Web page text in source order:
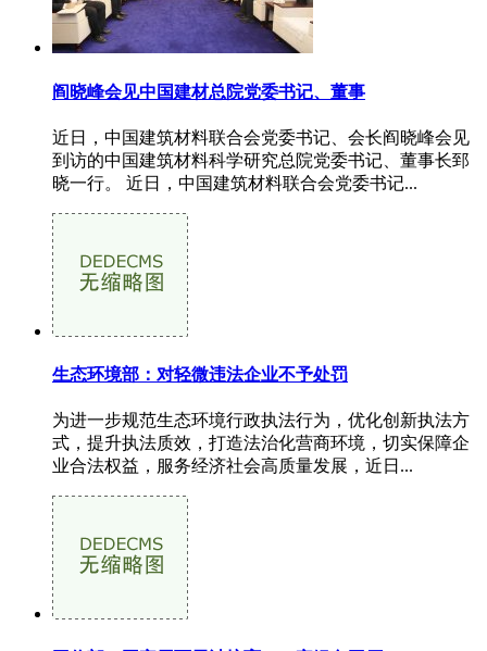
阎晓峰会见中国建材总院党委书记、董事
近日，中国建筑材料联合会党委书记、会长阎晓峰会见
到访的中国建筑材料科学研究总院党委书记、董事长郅
晓一行。 近日，中国建筑材料联合会党委书记...
生态环境部：对轻微违法企业不予处罚
为进一步规范生态环境行政执法行为，优化创新执法方
式，提升执法质效，打造法治化营商环境，切实保障企
业合法权益，服务经济社会高质量发展，近日...